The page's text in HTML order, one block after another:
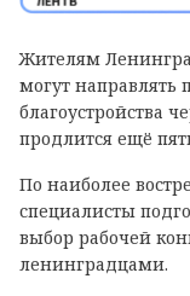
Жителям
могут направлять
благоустройства
продлится ещё
По наиболее
специалисты
выбор рабочей
ленинградцами.